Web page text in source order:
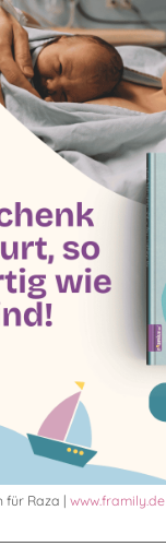
für Raza | www.framily.de